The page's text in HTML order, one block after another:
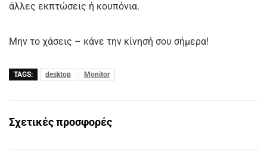
άλλες εκπτώσεις ή κουπόνια.
Μην το χάσεις – κάνε την κίνησή σου σήμερα!
TAGS: desktop Monitor
Σχετικές προσφορές